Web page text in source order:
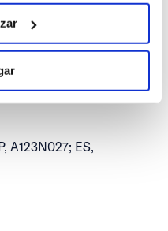
nº1 y fue Juez
Gran Canaria.
Se inscribió
de la ACNdP el
A123N027; ES,